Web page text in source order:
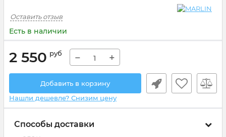
Оставить отзыв
Есть в наличии
2 550 руб − +
Добавить в корзину
Нашли дешевле? Снизим цену
Способы доставки